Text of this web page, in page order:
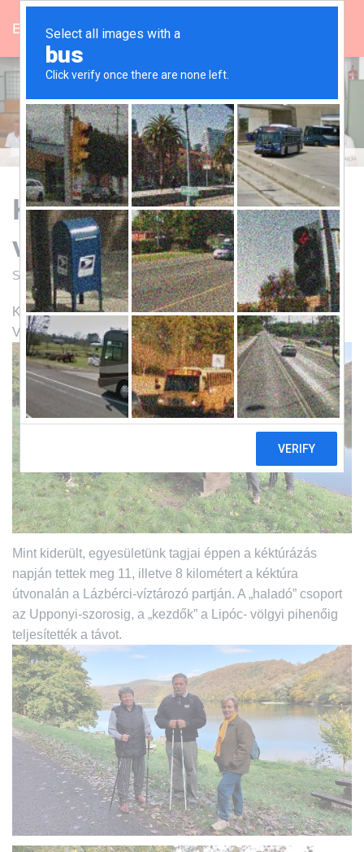
Egriszivegyesulet.hu
G
Á
C
I
E
-
/
K
I
K
A
P
C
S
O
L
Á
S
A
Kirándulás a Lázbérci-
víztározónál
Szerző:admin.hacsilajosKözzétéve:2024-10-14
Kirándulás a Lázbérci-víztározónál
Végre az időjárás kegyes volt hozzánk!
Mint kiderült, egyesületünk tagjai éppen a kéktúrázás
napján tettek meg 11, illetve 8 kilométert a kéktúra
útvonalán a Lázbérci-víztározó partján. A „haladó” csoport
az Upponyi-szorosig, a „kezdők” a Lipóc- völgyi pihenőig
teljesítették a távot.